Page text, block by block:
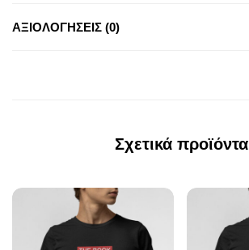
ΑΞΙΟΛΟΓΉΣΕΙΣ (0)
Σχετικά προϊόντα